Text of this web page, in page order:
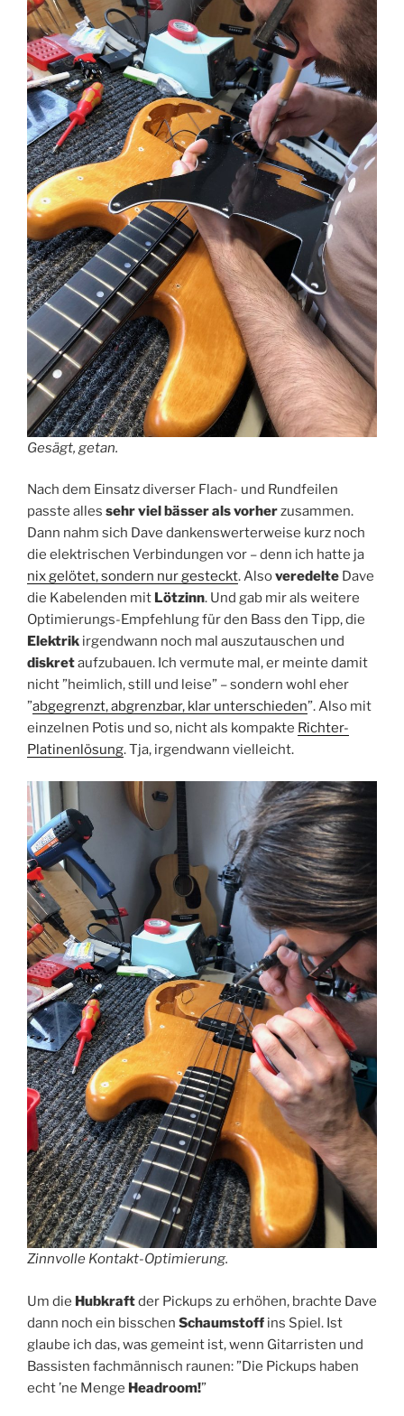
Gesägt, getan.
Nach dem Einsatz diverser Flach- und Rundfeilen
passte alles sehr viel bässer als vorherzusammen.
Dann nahm sich Dave dankenswerterweise kurz noch
die elektrischen Verbindungen vor – denn ich hatte ja
nix gelötet, sondern nur gesteckt. Alsoveredelte Dave
die Kabelenden mit Lötzinn. Und gab mir als weitere
Optimierungs-Empfehlung für den Bass den Tipp, die
Elektrik irgendwann noch mal auszutauschen und
diskretaufzubauen. Ich vermute mal, er meinte damit
nicht ”heimlich, still und leise” – sondern wohl eher
”abgegrenzt, abgrenzbar, klar unterschieden”. Also mit
einzelnen Potis und so, nicht als kompakte Richter-
Platinenlösung. Tja, irgendwann vielleicht.
Zinnvolle Kontakt-Optimierung.
Um die Hubkraftder Pickups zu erhöhen, brachte Dave
dann noch ein bisschen Schaumstoff ins Spiel. Ist
glaube ich das, was gemeint ist, wenn Gitarristen und
Bassisten fachmännisch raunen: ”Die Pickups haben
echt ’ne Menge Headroom!”